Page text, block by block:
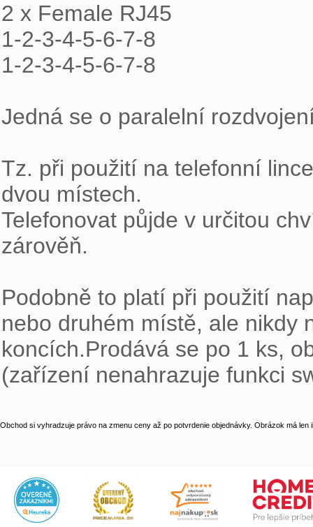
2 x Female RJ45
1-2-3-4-5-6-7-8
1-2-3-4-5-6-7-8
Jedná se o paralelní
Tz. při použití na telefonní
dvou místech.
Telefonovat půjde v určitou
zárověň.
Podobně to platí při použití
nebo druhém místě, ale nikdy
koncích.Prodává se po 1 ks,
(zařízení nenahrazuje funkci
Obchod si vyhradzuje právo na zmenu ceny až po potvrdenie objednávky. Obrázok má len